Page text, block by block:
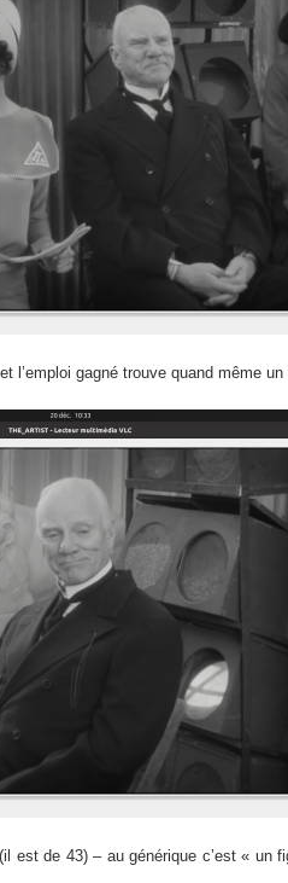
gagné trouve quand même
est de 43) – au générique c’est « un